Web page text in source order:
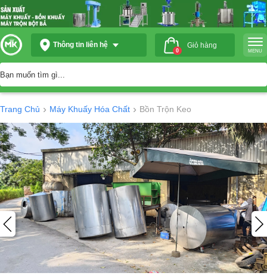
Thông tin liên hệ
0
Giỏ hàng
MENU
Trang Chủ › Máy Khuấy Hóa Chất › Bồn Trộn Keo